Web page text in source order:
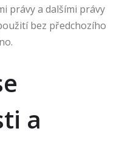
právy a dalšími právy
bez předchozího
a